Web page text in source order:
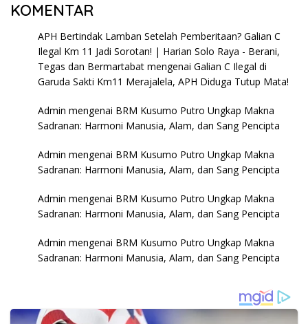
KOMENTAR
APH Bertindak Lamban Setelah Pemberitaan? Galian C
Ilegal Km 11 Jadi Sorotan! | Harian Solo Raya - Berani,
Tegas dan Bermartabat mengenai Galian C Ilegal di
Garuda Sakti Km11 Merajalela, APH Diduga Tutup Mata!
Admin mengenai BRM Kusumo Putro Ungkap Makna
Sadranan: Harmoni Manusia, Alam, dan Sang Pencipta
Admin mengenai BRM Kusumo Putro Ungkap Makna
Sadranan: Harmoni Manusia, Alam, dan Sang Pencipta
Admin mengenai BRM Kusumo Putro Ungkap Makna
Sadranan: Harmoni Manusia, Alam, dan Sang Pencipta
Admin mengenai BRM Kusumo Putro Ungkap Makna
Sadranan: Harmoni Manusia, Alam, dan Sang Pencipta